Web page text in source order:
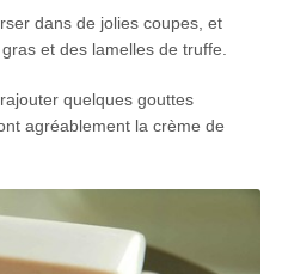
dans de jolies coupes, et
et des lamelles de truffe.
quelques gouttes
agréablement la crème de